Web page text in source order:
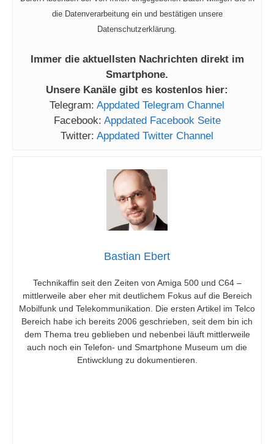
die Datenverarbeitung ein und bestätigen unsere
Datenschutzerklärung.
Immer die aktuellsten Nachrichten direkt im
Smartphone.
Unsere Kanäle gibt es kostenlos hier:
Telegram: Appdated Telegram Channel
Facebook: Appdated Facebook Seite
Twitter: Appdated Twitter Channel
Bastian Ebert
Technikaffin seit den Zeiten von Amiga 500 und C64 –
mittlerweile aber eher mit deutlichem Fokus auf die Bereich
Mobilfunk und Telekommunikation. Die ersten Artikel im Telco
Bereich habe ich bereits 2006 geschrieben, seit dem bin ich
dem Thema treu geblieben und nebenbei läuft mittlerweile
auch noch ein Telefon- und Smartphone Museum um die
Entiwcklung zu dokumentieren.